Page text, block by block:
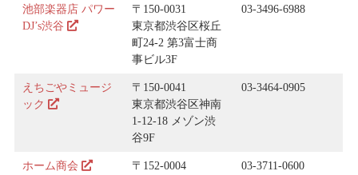
池部楽器店 パワー
DJ’s渋谷
〒150-0031
東京都渋谷区桜丘
町24-2 第3富士商
事ビル3F
03-3496-6988
えちごやミュージ
ック
〒150-0041
東京都渋谷区神南
1-12-18 メゾン渋
谷9F
03-3464-0905
ホーム商会
〒152-0004
03-3711-0600